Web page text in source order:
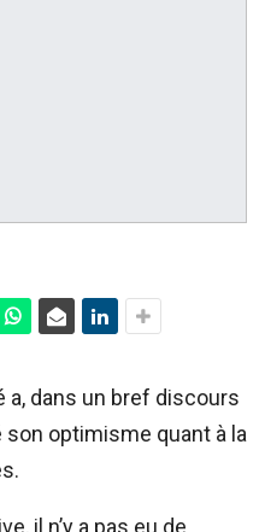
a, dans un bref discours
optimisme quant à la
il n’y a pas eu de